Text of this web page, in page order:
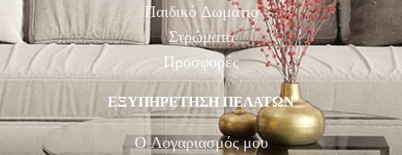
Παιδικό Δωμάτιο
Στρώματα
Προσφορές
ΕΞΥΠΗΡΕΤΗΣΗ ΠΕΛΑΤΩΝ
Ο Λογαριασμός μου